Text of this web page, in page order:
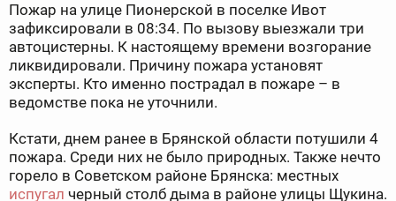
Пожар на улице Пионерской в поселке Ивот
зафиксировали в 08:34. По вызову выезжали три
автоцистерны. К настоящему времени возгорание
ликвидировали. Причину пожара установят
эксперты. Кто именно пострадал в пожаре – в
ведомстве пока не уточнили.
Кстати, днем ранее в Брянской области потушили 4
пожара. Среди них не было природных. Также нечто
горело в Советском районе Брянска: местных
испугал черный столб дыма в районе улицы Щукина.